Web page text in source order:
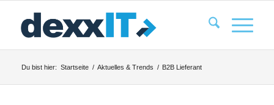
Du bist hier: Startseite / Aktuelles & Trends / B2B Lieferant